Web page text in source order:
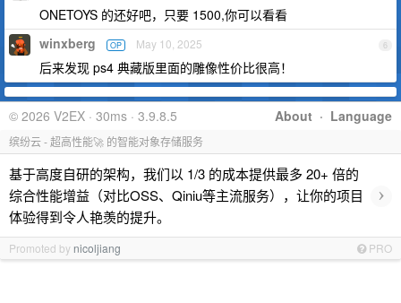
ONETOYS 的还好吧，只要 1500,你可以看看
6
winxberg OP May 10, 2025
后来发现 ps4 典藏版里面的雕像性价比很高！
About · Language
© 2026 V2EX · 30ms · 3.9.8.5
缤纷云 - 超高性能🚀 的智能对象存储服务
基于高度自研的架构，我们以 1/3 的成本提供最多 20+ 倍的
综合性能增益（对比OSS、Qiniu等主流服务），让你的项目
体验得到令人艳羡的提升。
›
Promoted by nicoljiang PRO